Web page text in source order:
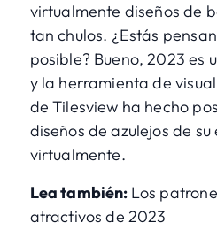
virtualmente diseños de
tan chulos. ¿Estás
posible? Bueno, 2023 es
y la herramienta de
de Tilesview ha hecho
diseños de azulejos de su
virtualmente.
Lea también: Los
atractivos de 2023